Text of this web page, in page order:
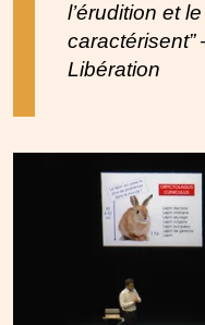
l’érudition et
caractérisent”
Libération